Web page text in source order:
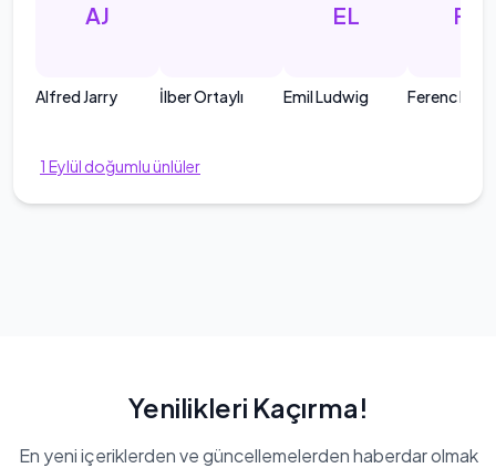
AJ
Alfred Jarry İlber Ortaylı
EL
Emil Ludwig
FM
Ferenc
1 Eylül doğumlu ünlüler
Yenilikleri Kaçırma!
En yeni içeriklerden ve güncellemelerden haberdar olmak